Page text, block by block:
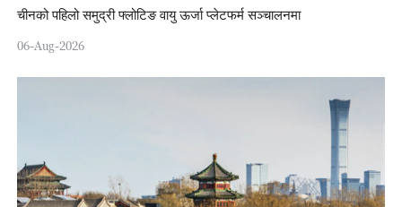
चीनको पहिलो समुद्री फ्लोटिङ वायु ऊर्जा प्लेटफर्म सञ्चालनमा
06-Aug-2026